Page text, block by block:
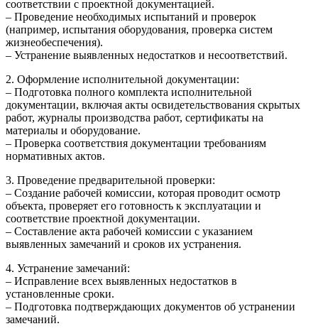
соответствии с проектной документацией.
– Проведение необходимых испытаний и проверок
(например, испытания оборудования, проверка систем
жизнеобеспечения).
– Устранение выявленных недостатков и несоответствий.
2. Оформление исполнительной документации:
– Подготовка полного комплекта исполнительной
документации, включая акты освидетельствования скрытых
работ, журналы производства работ, сертификаты на
материалы и оборудование.
– Проверка соответствия документации требованиям
нормативных актов.
3. Проведение предварительной проверки:
– Создание рабочей комиссии, которая проводит осмотр
объекта, проверяет его готовность к эксплуатации и
соответствие проектной документации.
– Составление акта рабочей комиссии с указанием
выявленных замечаний и сроков их устранения.
4. Устранение замечаний:
– Исправление всех выявленных недостатков в
установленные сроки.
– Подготовка подтверждающих документов об устранении
замечаний.